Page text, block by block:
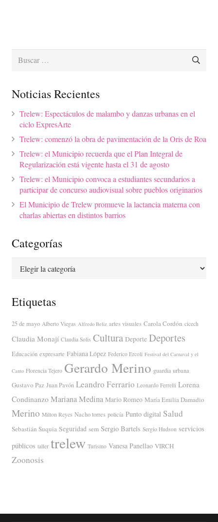
Buscar:
Noticias Recientes
Trelew: Espectáculos de malambo y danzas urbanas en el
ciclo ExpresArte
Trelew: comenzó la obra de pavimentación de la Oris de Roa
Trelew: el Municipio recuerda que el Plan Integral de
Regularización está vigente hasta el 31 de agosto
Trelew: el Municipio convoca a estudiantes secundarios a
participar de concurso audiovisual sobre pueblos originarios
El Municipio de Trelew promueve la lactancia materna con
charlas abiertas en distintos barrios
Categorías
Etiquetas
25 de mayo Alberto Viegas Alfredo Beliz artes visuales Carola Cordón cicech
Claudia Monají Claudia Solis Cultura Deporte Deportes
Educación expresarte Fabiana López Federico Ercoli Festival del Carnaval y el
Canto Florencia Tejero Gerardo Merino guardia urbana
Gustavo Paz Juan Pavón Leandro Ferrario Leonardo Ferrelli Lorena
Condinanzo Mariana Medina Mario Romeo María Emilia Damadio
Merino Milton Reyes Nacho torres policía Punto digital Salud
Sebastián Suquia Seguridad sem Sergio Bartels Sergio Hudson servicios
públicos taller trelew Turismo Vanesa Panellao VIRCH
Zoonosis